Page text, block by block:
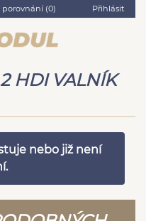
(0) Přihlásit
HDI VALNÍK
nebo již není